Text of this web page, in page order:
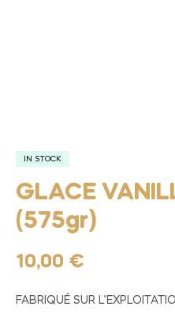
IN STOCK
GLACE
(575gr)
10,00 €
FABRIQUÉ SUR